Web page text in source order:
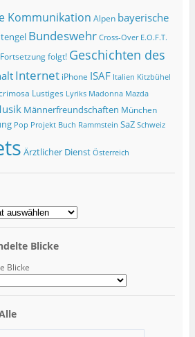
Kommunikation Alpen bayerische
Bundeswehr Cross-Over E.O.F.T.
Fortsetzung folgt! Geschichten des
Internet iPhone ISAF Italien Kitzbühel
Lustiges Lyriks Madonna Mazda
Männerfreundschaften München
Pop Projekt Buch Rammstein SaZ Schweiz
Ärztlicher Dienst Österreich
Blicke
Blicke